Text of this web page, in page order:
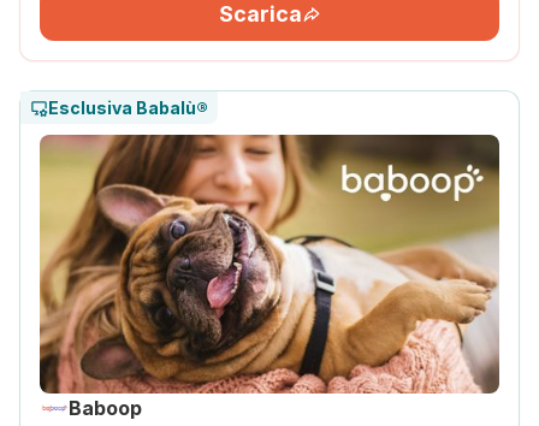
Scarica
Esclusiva Babalù®
Baboop